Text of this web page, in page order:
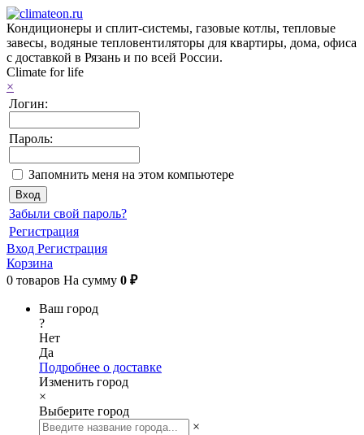
Кондиционеры и сплит-системы, газовые котлы, тепловые
завесы, водяные тепловентиляторы для квартиры, дома, офиса
с доставкой в Рязань и по всей России.
Climate for life
×
Логин:
Пароль:
Запомнить меня на этом компьютере
Забыли свой пароль?
Регистрация
Вход Регистрация
Корзина
0 товаров На сумму 0 ₽
Ваш город
?
Нет
Да
Подробнее о доставке
Изменить город
×
Выберите город
×